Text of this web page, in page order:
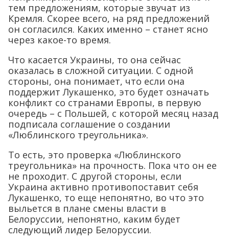
тем предложениям, которые звучат из
Кремля. Скорее всего, на ряд предложений
он согласился. Каких именно – станет ясно
через какое-то время.
Что касается Украины, то она сейчас
оказалась в сложной ситуации. С одной
стороны, она понимает, что если она
поддержит Лукашенко, это будет означать
конфликт со странами Европы, в первую
очередь – с Польшей, с которой месяц назад
подписала соглашение о создании
«Люблинского треугольника».
То есть, это проверка «Люблинского
треугольника» на прочность. Пока что он ее
не проходит. С другой стороны, если
Украина активно противопоставит себя
Лукашенко, то еще непонятно, во что это
выльется в плане смены власти в
Белоруссии, непонятно, каким будет
следующий лидер Белоруссии.